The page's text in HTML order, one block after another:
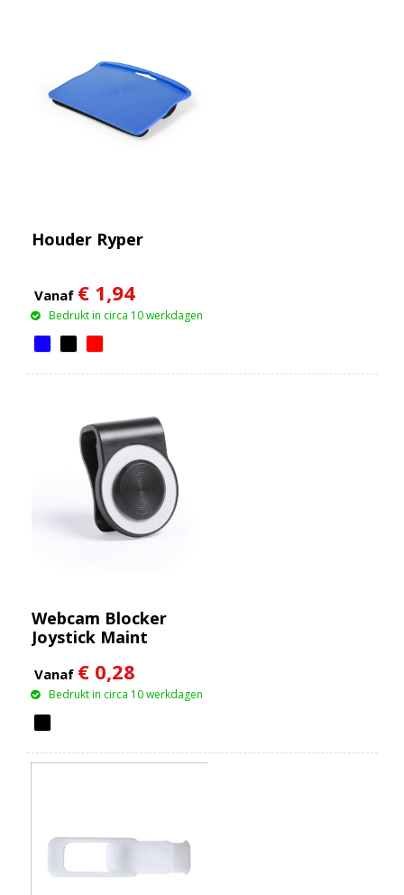
Houder Ryper
Vanaf € 1,94
Bedrukt in circa 10 werkdagen
Webcam Blocker
Joystick Maint
Vanaf € 0,28
Bedrukt in circa 10 werkdagen